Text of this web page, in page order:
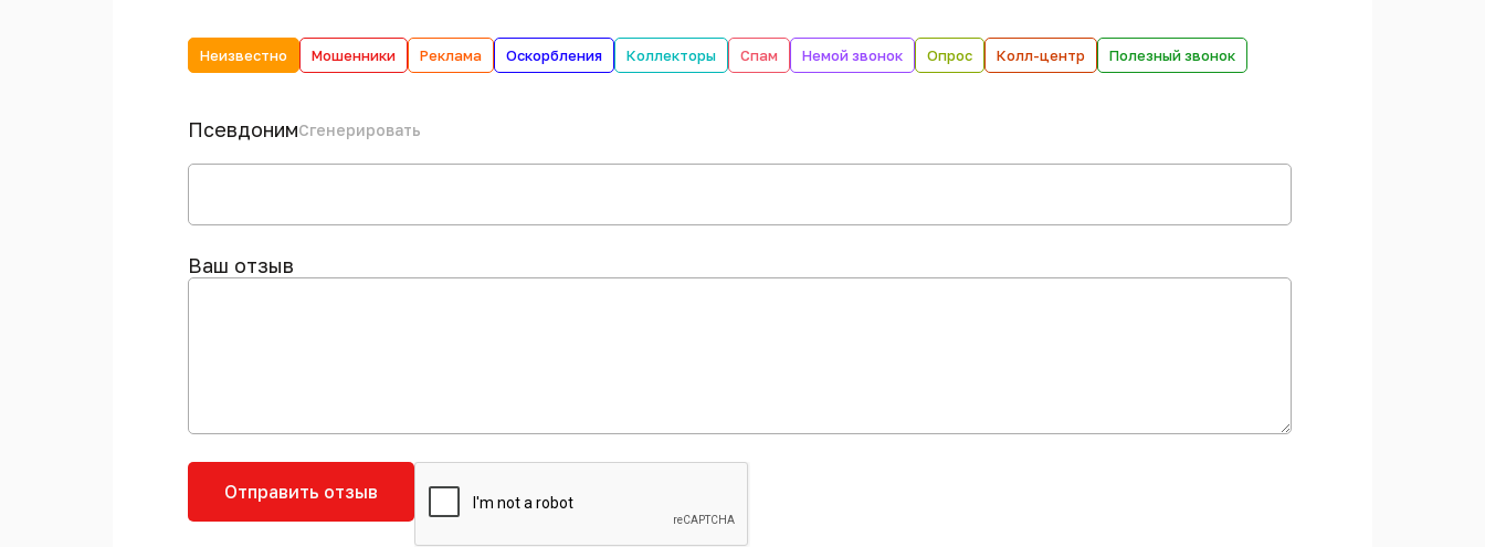
Неизвестно Мошенники Реклама Оскорбления Коллекторы Спам Немой звонок Опрос Колл-центр Полезный звонок
ПсевдонимСгенерировать
Ваш отзыв
Отправить отзыв